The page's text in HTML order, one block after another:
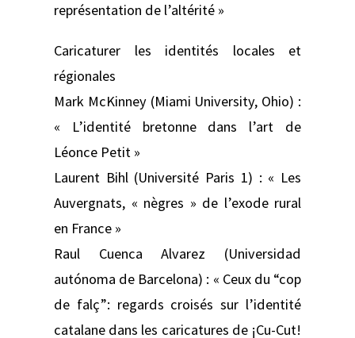
représentation de l’altérité »
Caricaturer les identités locales et
régionales
Mark McKinney (Miami University, Ohio) :
« L’identité bretonne dans l’art de
Léonce Petit »
Laurent Bihl (Université Paris 1) : « Les
Auvergnats, « nègres » de l’exode rural
en France »
Raul Cuenca Alvarez (Universidad
autónoma de Barcelona) : « Ceux du “cop
de falç”: regards croisés sur l’identité
catalane dans les caricatures de ¡Cu-Cut!